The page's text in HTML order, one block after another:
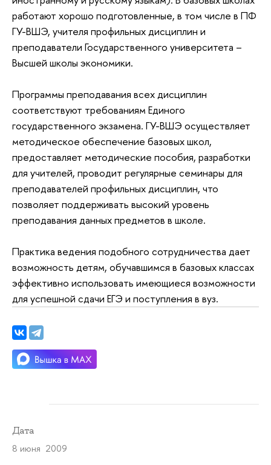
работают хорошо подготовленные, в том числе в ПФ
ГУ-ВШЭ, учителя профильных дисциплин и
преподаватели Государственного университета –
Высшей школы экономики.
Программы преподавания всех дисциплин
соответствуют требованиям Единого
государственного экзамена. ГУ-ВШЭ осуществляет
методическое обеспечение базовых школ,
предоставляет методические пособия, разработки
для учителей, проводит регулярные семинары для
преподавателей профильных дисциплин, что
позволяет поддерживать высокий уровень
преподавания данных предметов в школе.
Практика ведения подобного сотрудничества дает
возможность детям, обучавшимся в базовых классах
эффективно использовать имеющиеся возможности
для успешной сдачи ЕГЭ и поступления в вуз.
Дата
8 июня 2009